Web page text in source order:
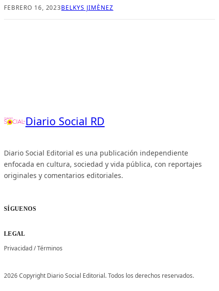
FEBRERO 16, 2023BELKYS JIMÈNEZ
Diario Social RD
Diario Social Editorial es una publicación independiente
enfocada en cultura, sociedad y vida pública, con reportajes
originales y comentarios editoriales.
SÍGUENOS
LEGAL
Privacidad/Términos
2026 Copyright Diario Social Editorial. Todos los derechos reservados.